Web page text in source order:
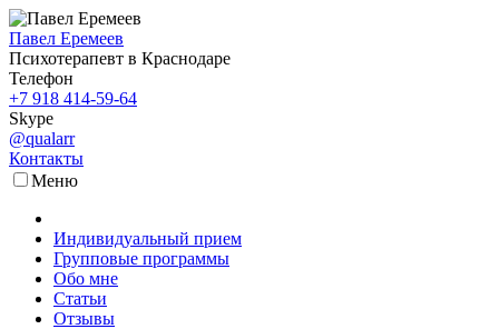
Павел Еремеев
Психотерапевт в Краснодаре
Телефон
+7 918 414-59-64
Skype
@qualarr
Контакты
Меню
Индивидуальный прием
Групповые программы
Обо мне
Статьи
Отзывы